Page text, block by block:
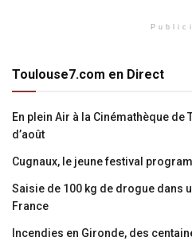
Toulouse7.com en Direct
En plein Air à la Cinémathèque
d’août
Cugnaux, le jeune festival
Saisie de 100 kg de drogue dans
France
Incendies en Gironde, des